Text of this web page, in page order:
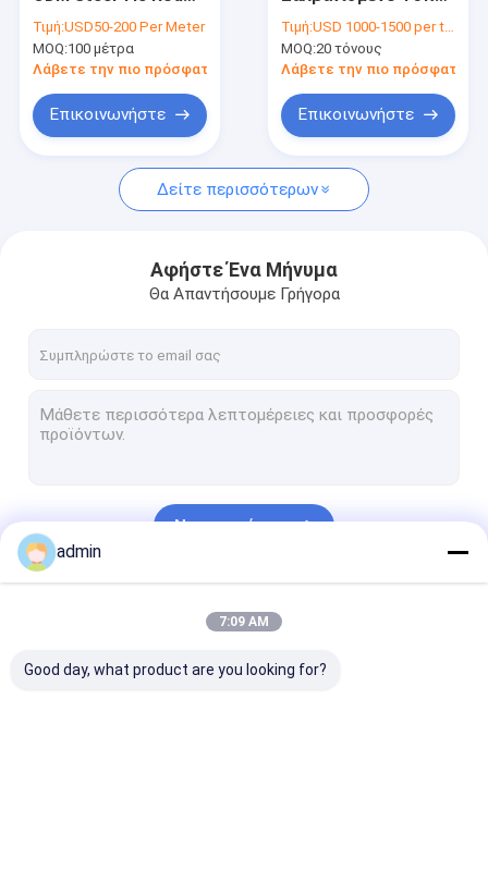
Ζητήστε ένα απόσπασμα
Επεξεργασία δομικού χάλυβα
Βαριά επεξεργασία χάλυβα
fabrications μετάλλων φύλλων
Υψηλή οικοδόμηση κτηρίου χάλυβα ανόδου
Γέφυρα δοκών χάλυβα
Για τους πεζούς Overpass γέφυρα
Prefab πλαίσιο χάλυβα
ελαφριά διαμόρφωση χάλυβα
Τιμή:USD50-200 Per Meter
MOQ:100 μέτρα
Λάβετε την πιο πρόσφατη τιμή
Επικοινωνήστε
την Κατασκευή του
Πλέγματος
Τιμή:USD 1000-1500 per ton
MOQ:20 τόνους
Λάβετε την πιο πρόσφατη
Επικοινωνήστε
Δείτε περισσότερων
Αφήστε Ένα Μήνυμα
Θα Απαντήσουμε Γρήγορα
Να συνεχίσει
admin
7:09 AM
Good day, what product are you looking for?